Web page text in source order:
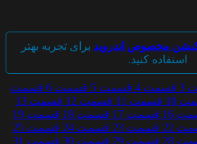
مخصوص اندروید برای تجربه بهتر
استفاده کنید.
3 قسمت 4 قسمت 5 قسمت 6
قسمت
10 قسمت 11 قسمت 12
قسمت 13
16 قسمت 17 قسمت 18
قسمت 19
22 قسمت 23 قسمت 24
قسمت 25
28 قسمت 29 قسمت 30
قسمت 31